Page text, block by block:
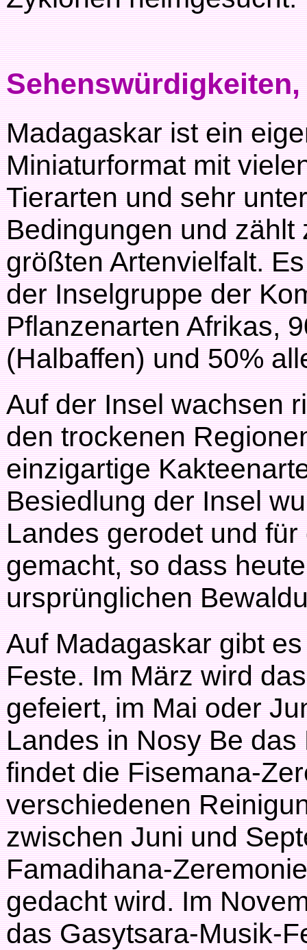
Madagaskar ist ein
Miniaturformat mit
Tierarten und sehr
Bedingungen und
größten Artenvielfalt.
der Inselgruppe der
Pflanzenarten Afrikas,
(Halbaffen) und 50%
Auf der Insel wachsen
den trockenen
einzigartige
Besiedlung der Insel
Landes gerodet und
gemacht, so dass
ursprünglichen
Auf Madagaskar gibt
Feste. Im März wird
gefeiert, im Mai oder
Landes in Nosy Be
findet die Fisemana-
verschiedenen
zwischen Juni und
Famadihana-
gedacht wird. Im
das Gasytsara-Musik-